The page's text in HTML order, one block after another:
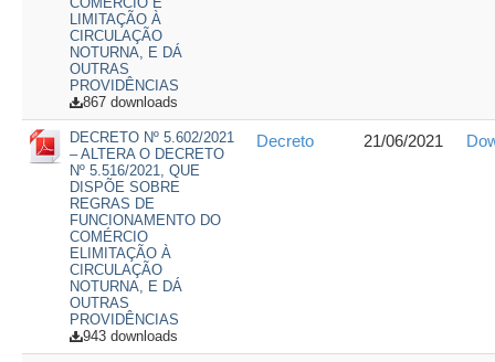
LIMITAÇÃO À
CIRCULAÇÃO
NOTURNA, E DÁ
OUTRAS
PROVIDÊNCIAS
867 downloads
DECRETO Nº 5.602/2021
– ALTERA O DECRETO
Nº 5.516/2021, QUE
DISPÕE SOBRE
REGRAS DE
FUNCIONAMENTO DO
COMÉRCIO
ELIMITAÇÃO À
CIRCULAÇÃO
NOTURNA, E DÁ
OUTRAS
PROVIDÊNCIAS
943 downloads
Decreto 21/06/2021